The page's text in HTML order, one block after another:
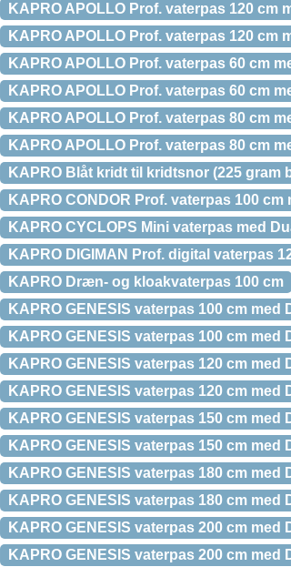
KAPRO APOLLO Prof. vaterpas 120 cm
KAPRO APOLLO Prof. vaterpas 120 cm
KAPRO APOLLO Prof. vaterpas 60 cm
KAPRO APOLLO Prof. vaterpas 60 cm
KAPRO APOLLO Prof. vaterpas 80 cm
KAPRO APOLLO Prof. vaterpas 80 cm
KAPRO Blåt kridt til kridtsnor (225 gram
KAPRO CONDOR Prof. vaterpas 100
KAPRO CYCLOPS Mini vaterpas med
KAPRO DIGIMAN Prof. digital vaterpas
KAPRO Dræn- og kloakvaterpas 100 cm
KAPRO GENESIS vaterpas 100 cm med
KAPRO GENESIS vaterpas 100 cm
KAPRO GENESIS vaterpas 120 cm med
KAPRO GENESIS vaterpas 120 cm
KAPRO GENESIS vaterpas 150 cm med
KAPRO GENESIS vaterpas 150 cm
KAPRO GENESIS vaterpas 180 cm med
KAPRO GENESIS vaterpas 180 cm
KAPRO GENESIS vaterpas 200 cm med
KAPRO GENESIS vaterpas 200 cm